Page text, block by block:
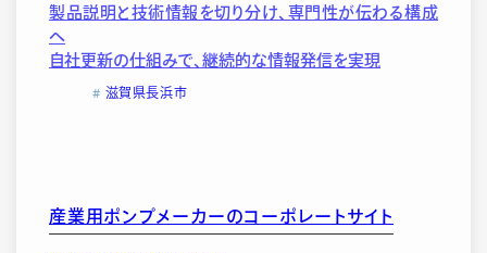
製品説明と技術情報を切り分け、専門性が伝わる構成
へ
自社更新の仕組みで、継続的な情報発信を実現
滋賀県長浜市
産業用ポンプメーカーのコーポレートサイト